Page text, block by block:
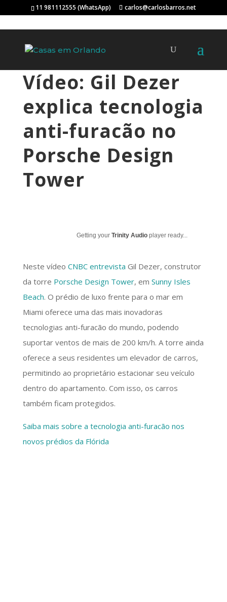
11 981112555 (WhatsApp) carlos@carlosbarros.net
Vídeo: Gil Dezer
explica tecnologia
anti-furacão no
Porsche Design
Tower
Getting your Trinity Audioplayer ready...
Neste vídeo CNBC entrevista Gil Dezer, construtor
da torre Porsche Design Tower, em Sunny Isles
Beach. O prédio de luxo frente para o mar em
Miami oferece uma das mais inovadoras
tecnologias anti-furacão do mundo, podendo
suportar ventos de mais de 200 km/h. A torre ainda
oferece a seus residentes um elevador de carros,
permitindo ao proprietário estacionar seu veículo
dentro do apartamento. Com isso, os carros
também ficam protegidos.
Saiba mais sobre a tecnologia anti-furacão nos
novos prédios da Flórida